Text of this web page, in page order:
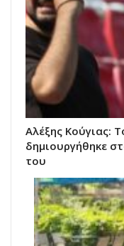
Αλέξης Κούγιας:
δημιουργήθηκε
του